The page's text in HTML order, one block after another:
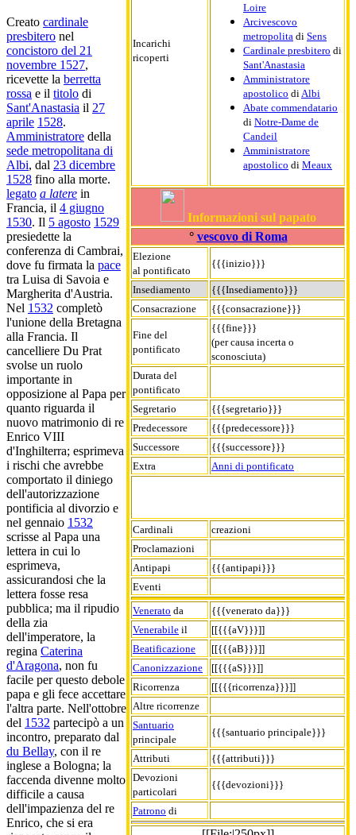
Incarichi
ricoperti
Loire
Arcivescovo
metropolita di Sens
Cardinale presbitero di
Sant'Anastasia
Amministratore
apostolico di Albi
Abate commendatario
di Notre-Dame de
Candeil
Amministratore
apostolico di Meaux
Informazioni sul papato
° vescovo di Roma
Elezione
al pontificato
{{{inizio}}}
Insediamento
{{{Insediamento}}}
Consacrazione
{{{consacrazione}}}
Fine del
pontificato
{{{fine}}}
(per causa incerta o
sconosciuta)
Durata del
pontificato
Segretario
{{{segretario}}}
Predecessore
{{{predecessore}}}
Successore
{{{successore}}}
Extra
Anni di pontificato
Cardinali
creazioni
Proclamazioni
Antipapi
{{{antipapi}}}
Eventi
Venerato da
{{{venerato da}}}
Venerabile il
[[{{{aV}}}]]
Beatificazione
[[{{{aB}}}]]
Canonizzazione
[[{{{aS}}}]]
Ricorrenza
[[{{{ricorrenza}}}]]
Altre ricorrenze
Santuario
principale
{{{santuario principale}}}
Attributi
{{{attributi}}}
Devozioni
particolari
{{{devozioni}}}
Patrono di
Creato cardinale
presbitero nel
concistoro del 21
novembre 1527,
ricevette la berretta
rossa e il titolo di
Sant'Anastasia il 27
aprile 1528.
Amministratore della
sede metropolitana di
Albi, dal 23 dicembre
1528 fino alla morte.
legato a latere in
Francia, il 4 giugno
1530. Il 5 agosto 1529
presiedette la
conferenza di Cambrai,
dove fu firmata la pace
tra Luisa di Savoia e
Margherita d'Austria.
Nel 1532 completò
l'unione della Bretagna
alla Francia. Il
cancelliere Du Prat
svolse un ruolo
importante in
opposizione al Papa per
quanto riguarda il
nuovo matrimonio di re
Enrico VIII
d'Inghilterra; esprimeva
i rischi che avrebbe
comportato il diniego
dell'autorizzazione
pontificia al divorzio e
nel gennaio 1532
scrisse al Papa una
lettera in cui lo
esprimeva,
assicurandosi che la
lettera fosse resa
pubblica; ma il ripudio
della zia
dell'imperatore, la
regina Caterina
d'Aragona, non fu
facile per questo debole
papa e gli fece accettare
l'altra parte. Nell'ottobre
del 1532 partecipò a un
incontro, preparato dal
du Bellay, con il re
inglese a Bologna; la
faccenda divenne molto
difficile a causa
dell'impazienza del re
Enrico, che si era